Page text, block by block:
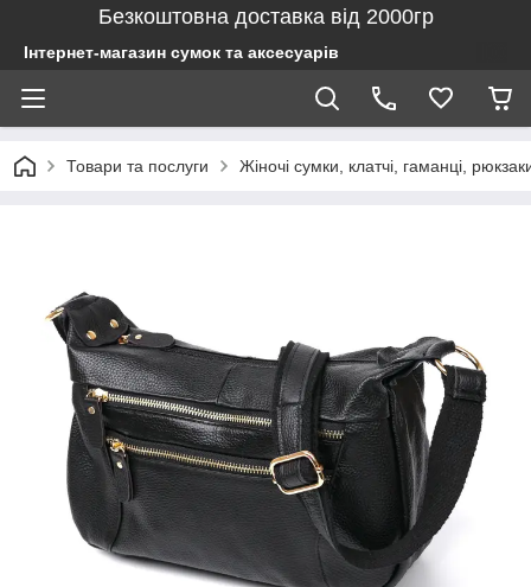
Безкоштовна доставка від 2000гр
Інтернет-магазин сумок та аксесуарів
Товари та послуги Жіночі сумки, клатчі, гаманці,